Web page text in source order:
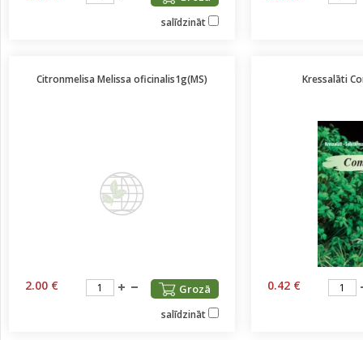
salīdzināt
Citronmelisa Melissa oficinalis1g(MS)
2.00 € Grozā
salīdzināt
Kressalāti
0.42 €